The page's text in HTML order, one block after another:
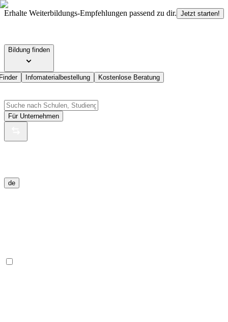
Erhalte Weiterbildungs-Empfehlungen passend zu dir. Jetzt starten!
Bildung finden
Infomaterialbestellung Kostenlose Beratung
Für Unternehmen
de